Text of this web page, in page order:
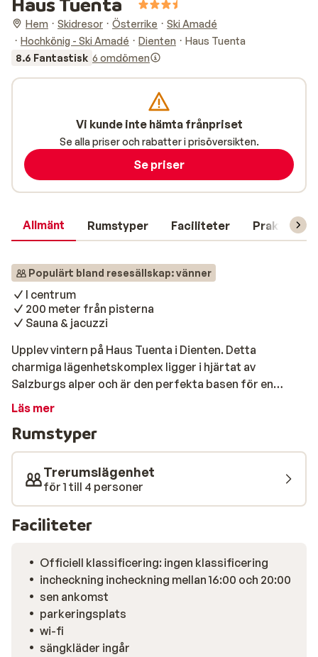
Hem Skidresor Österrike
Ski Amadé
Hochkönig - Ski Amadé
Dienten
Haus Tuenta
8.6 Fantastisk 6 omdömen
Allmänt Rumstyper Faciliteter Praktisk
Populärt bland resesällskap: vänner
I centrum
200 meter från pisterna
Sauna & jacuzzi
Upplev vintern på Haus Tuenta i Dienten. Detta
charmiga lägenhetskomplex ligger i hjärtat av
Salzburgs alper och är den perfekta basen för en
oförglömlig vintersportsemester. Njut av magisk
sluttningar och upplev den ultimata afterski i mysiga
bergsstugor. Lägenheterna på Haus Tuenta är modernt
inredda och utrustade med alla bekvämligheter du
behöver för en avkopplande vistelse. Här finns en
bekväm vardagsrumsdel med öppen spis, ett fullt
utrustat kök och en balkong med utsikt över bergen.
Läs mer
Rumstyper
Trerumslägenhet
för 1 till 4 personer
Faciliteter
Officiell klassificering: ingen klassificering
incheckning incheckning mellan 16:00 och 20:00
sen ankomst
parkeringsplats
wi-fi
sängkläder ingår
Vi kunde inte hämta frånpriset
Se alla priser och rabatter i prisöversikten.
Se priser